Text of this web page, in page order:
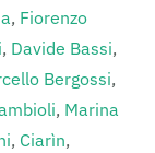
, Fiorenzo
, Davide Bassi,
Bergossi,
, Marina
, Ciarìn,